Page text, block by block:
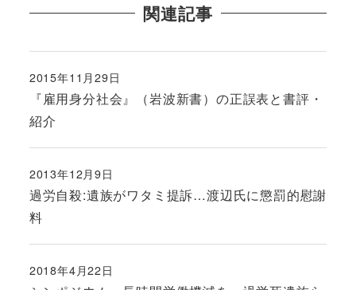
関連記事
『雇用身分社会』（岩波新書）の正誤表と書評・
紹介
投稿日
2015年11月29日
過労自殺:遺族がワタミ提訴…渡辺氏に懲罰的慰謝
料
投稿日
2013年12月9日
投稿日
2018年4月22日